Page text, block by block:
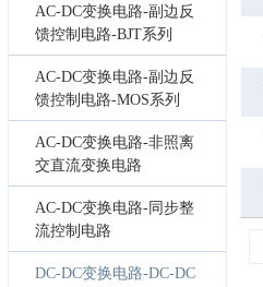
AC-DC变换电路-副边反
馈控制电路-BJT系列
AC-DC变换电路-副边反
馈控制电路-MOS系列
AC-DC变换电路-非照离
交直流变换电路
AC-DC变换电路-同步整
流控制电路
DC-DC变换电路-DC-DC